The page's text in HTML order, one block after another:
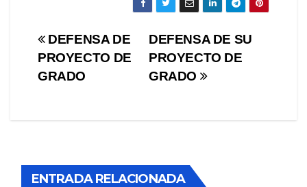
Navegación
de
DEFENSA DE SU
PROYECTO DE
GRADO
DEFENSA DE
PROYECTO DE
GRADO
ENTRADA RELACIONADA